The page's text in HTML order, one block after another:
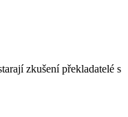
zkušení překladatelé s